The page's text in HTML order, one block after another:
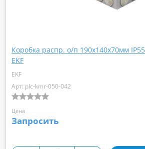
Коробка распр. о/п 190х140х70мм
EKF
EKF
Арт: plc-kmr-050-042
Цена
Запросить